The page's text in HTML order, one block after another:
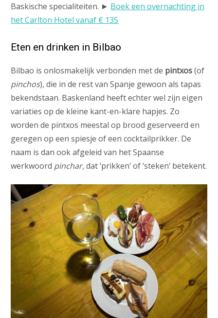
Baskische specialiteiten. ► Boek een overnachting in
het Carlton Hotel vanaf € 135
Eten en drinken in Bilbao
Bilbao is onlosmakelijk verbonden met de pintxos(of
pinchos), die in de rest van Spanje gewoon als tapas
bekendstaan. Baskenland heeft echter wel zijn eigen
variaties op de kleine kant-en-klare hapjes. Zo
worden de pintxos meestal op brood geserveerd en
geregen op een spiesje of een cocktailprikker. De
naam is dan ook afgeleid van het Spaanse
werkwoord pinchar, dat ‘prikken’ of ‘steken’ betekent.